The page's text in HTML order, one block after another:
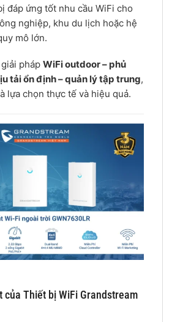
đáp ứng tốt nhu cầu WiFi cho
nghiệp, khu du lịch hoặc hệ
mô lớn.
pháp WiFi outdoor – phủ
tải ổn định – quản lý tập trung,
lựa chọn thực tế và hiệu quả.
của Thiết bị WiFi Grandstream